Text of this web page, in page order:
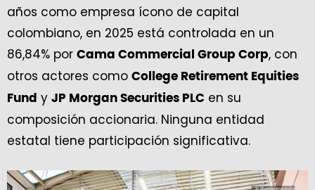
años como empresa ícono de capital
colombiano, en 2025 está controlada en un
86,84% por Cama Commercial Group Corp, con
otros actores como College Retirement Equities
Fund y JP Morgan Securities PLC en su
composición accionaria. Ninguna entidad
estatal tiene participación significativa.